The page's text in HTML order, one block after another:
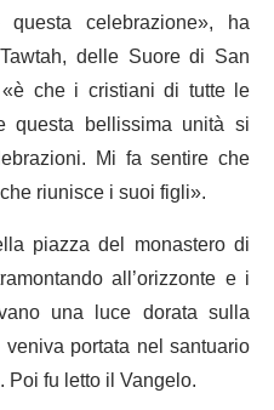
celebrazione», ha
delle Suore di San
che i cristiani di tutte le
bellissima unità si
Mi fa sentire che
riunisce i suoi figli».
piazza del monastero di
all’orizzonte e i
una luce dorata sulla
portata nel santuario
fu letto il Vangelo.